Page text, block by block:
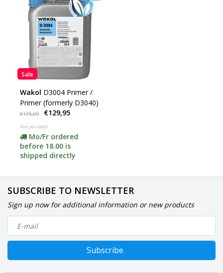
Sale
Wakol D3004 Primer /
Primer (formerly D3040)
€175,00 €129,95
Not yet rated
Mo/Fr ordered
before 18.00 is
shipped directly
SUBSCRIBE TO NEWSLETTER
Sign up now for additional information or new products
Subscribe